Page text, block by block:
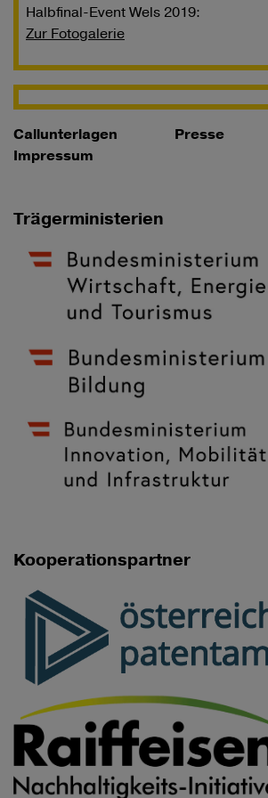
Halbfinal-Event Wels 2019:
Zur Fotogalerie
Callunterlagen Presse
Impressum
Trägerministerien
Kooperationspartner